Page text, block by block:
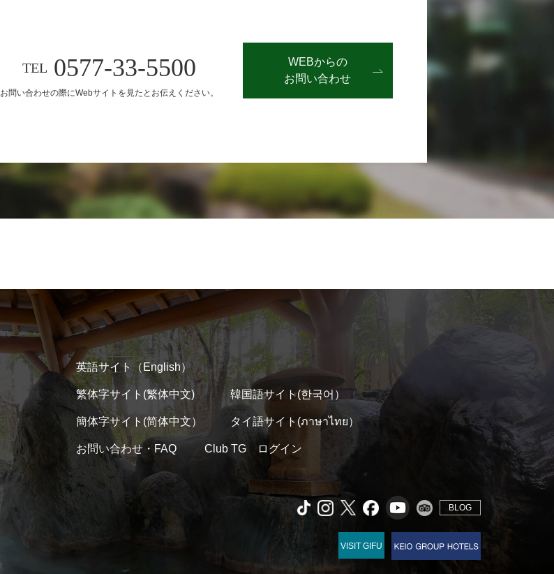
TEL 0577-33-5500
お問い合わせの際にWebサイトを見たとお伝えください。
WEBからの
お問い合わせ
英語サイト（English）
繁体字サイト(繁体中文)
簡体字サイト(简体中文）
韓国語サイト(한국어）
タイ語サイト(ภาษาไทย）
お問い合わせ・FAQ Club TG ログイン
BLOG
VISIT GIFU